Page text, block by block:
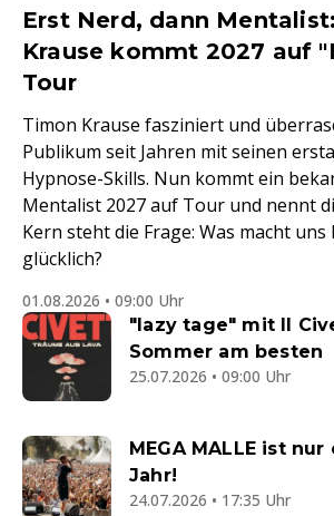
Erst Nerd, dann
Krause kommt 2027 auf
Tour
Timon Krause fasziniert und
Publikum seit Jahren mit seinen
Hypnose-Skills. Nun kommt ein
Mentalist 2027 auf Tour und nennt
Kern steht die Frage: Was macht uns
glücklich?
01.08.2026 • 09:00 Uhr
"lazy tage" mit Il
Sommer am besten
25.07.2026 • 09:00 Uhr
MEGA MALLE ist
Jahr!
24.07.2026 • 17:35 Uhr